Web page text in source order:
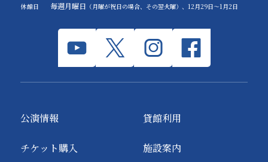
休館日 毎週月曜日 （月曜が祝日の場合、その翌火曜）、12月29日～1月2日
公演情報
チケット購入
貸館利用
施設案内